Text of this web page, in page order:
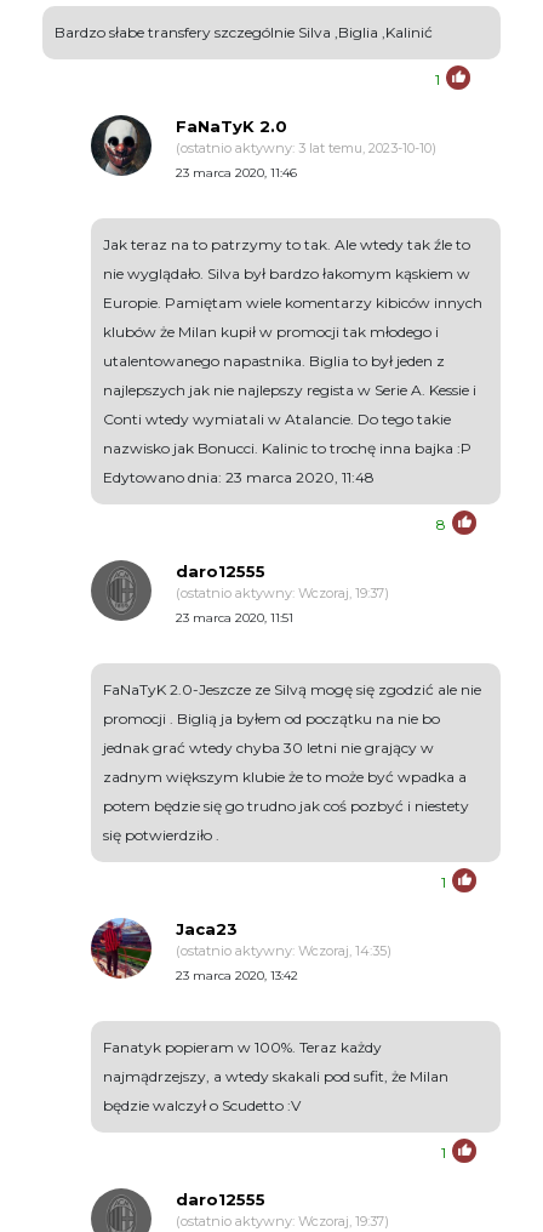
Bardzo słabe transfery szczególnie Silva ,Biglia ,Kalinić
1
FaNaTyK 2.0
(ostatnio aktywny: 3 lat temu, 2023-10-10)
23 marca 2020, 11:46
Jak teraz na to patrzymy to tak. Ale wtedy tak źle to
nie wyglądało. Silva był bardzo łakomym kąskiem w
Europie. Pamiętam wiele komentarzy kibiców innych
klubów że Milan kupił w promocji tak młodego i
utalentowanego napastnika. Biglia to był jeden z
najlepszych jak nie najlepszy regista w Serie A. Kessie i
Conti wtedy wymiatali w Atalancie. Do tego takie
nazwisko jak Bonucci. Kalinic to trochę inna bajka :P
Edytowano dnia: 23 marca 2020, 11:48
8
daro12555
(ostatnio aktywny: Wczoraj, 19:37)
23 marca 2020, 11:51
FaNaTyK 2.0-Jeszcze ze Silvą mogę się zgodzić ale nie
promocji . Biglią ja byłem od początku na nie bo
jednak grać wtedy chyba 30 letni nie grający w
zadnym większym klubie że to może być wpadka a
potem będzie się go trudno jak coś pozbyć i niestety
się potwierdziło .
1
Jaca23
(ostatnio aktywny: Wczoraj, 14:35)
23 marca 2020, 13:42
Fanatyk popieram w 100%. Teraz każdy
najmądrzejszy, a wtedy skakali pod sufit, że Milan
będzie walczył o Scudetto :V
1
daro12555
(ostatnio aktywny: Wczoraj, 19:37)